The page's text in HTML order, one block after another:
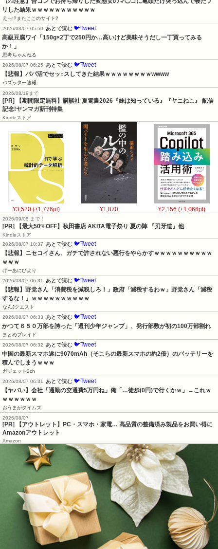
リした結果ｗｗｗｗｗｗｗｗｗｗｗ
えっ!?またここのサイト?
2026/08/07 05:50
あとで読む 🐦Tweet
高級豆腐ワイ「150g×2丁で250円か…高いけど美味そうだし一丁買ってみる
か！」
思考ちゃんねる
2026/08/07 06:25
あとで読む 🐦Tweet
【悲報】パパ活でセッ○スしてきた結果ｗｗｗｗｗｗｗｗwwww
バズッター速報
2026/08/19まで
[PR] 【期間限定無料】講談社 夏電書2026『妹は知っている』『ヤニねこ』 配信
記念!ヤンマガ新刊特集
Kindleストア
¥3,520 (+1,776pt) ¥1,870 ¥2,156 (+1,066pt)
2026/09/05 まで！
[PR] 【最大50%OFF】秋田書店 AKITA電子祭り 夏の陣 『刃牙道』他
Kindleストア
2026/08/07 10:37
あとで読む 🐦Tweet
【悲報】ニセコイさん、ガチで許されない悪行をやらかすｗｗｗｗｗｗｗｗｗｗ
ｗｗｗ
げーあにびより
2026/08/07 06:31
あとで読む 🐦Tweet
【悲報】野党さん「消費税を減税しろ！」政府「減税するわｗ」野党さん「減税
するな！」ｗｗｗｗｗｗｗｗｗｗ
なんJクエスト
2026/08/07 06:33
あとで読む 🐦Tweet
かつて６５０万部を誇った「週刊少年ジャンプ」、発行部数が初の100万部割れ
まとめブレイド
2026/08/07 06:32
あとで読む 🐦Tweet
中国の最新スマホ遂に9070mAh（そこらの最新スマホの約2倍）のバッテリーを
積んでしまうｗｗｗ
ガジェット2ch
2026/08/07 06:31
あとで読む 🐦Tweet
【ヤバい】会社「通勤の交通費5万円ね」俺「…徒歩(0円)で行くかｗ」←これｗ
ｗｗｗｗｗｗ
おうまがタイムズ
2026/08/07
[PR] 【アウトレット】PC・スマホ・家電… 高品質の整備済み製品をお買い得に
Amazonアウトレット
Amazon